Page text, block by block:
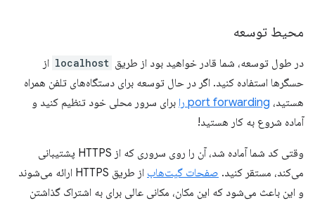
محیط توسعه
در طول توسعه، شما قادر خواهید بود از طریق localhost از
حسگرها استفاده کنید. اگر در حال توسعه برای دستگاه‌های تلفن همراه
هستید، port forwarding را
برای سرور محلی خود تنظیم کنید و
آماده شروع به کار هستید!
وقتی کد شما آماده شد، آن را روی سروری که از HTTPS پشتیبانی
می‌کند، مستقر کنید. صفحات گیت‌هاب
از طریق HTTPS ارائه می‌شوند
و این باعث می‌شود که این مکان، مکانی عالی برای به اشتراک گذاشتن